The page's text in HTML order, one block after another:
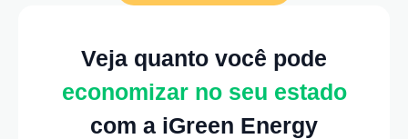
Veja quanto você pode
economizar no seu estado
com a iGreen Energy